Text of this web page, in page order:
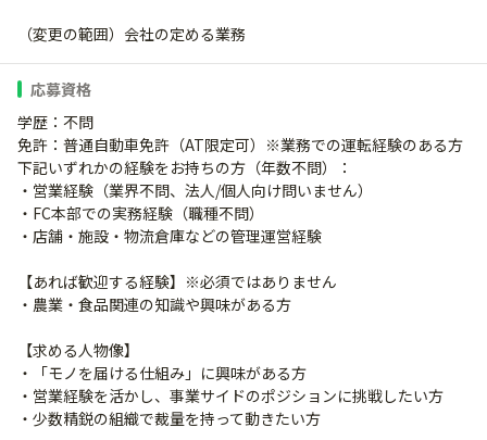
（変更の範囲）会社の定める業務
応募資格
学歴：不問
免許：普通自動車免許（AT限定可）※業務での運転経験のある方
下記いずれかの経験をお持ちの方（年数不問）：
・営業経験（業界不問、法人/個人向け問いません）
・FC本部での実務経験（職種不問）
・店舗・施設・物流倉庫などの管理運営経験
【あれば歓迎する経験】※必須ではありません
・農業・食品関連の知識や興味がある方
【求める人物像】
・「モノを届ける仕組み」に興味がある方
・営業経験を活かし、事業サイドのポジションに挑戦したい方
・少数精鋭の組織で裁量を持って動きたい方